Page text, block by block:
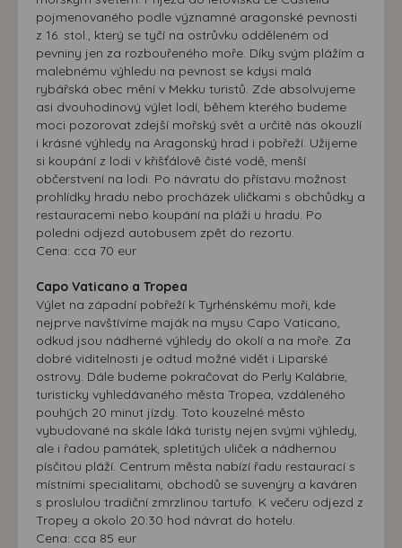
pojmenovaného podle významné aragonské pevnosti
z 16. stol., který se tyčí na ostrůvku odděleném od
pevniny jen za rozbouřeného moře. Díky svým plážím a
malebnému výhledu na pevnost se kdysi malá
rybářská obec mění v Mekku turistů. Zde absolvujeme
asi dvouhodinový výlet lodí, během kterého budeme
moci pozorovat zdejší mořský svět a určitě nás okouzlí
i krásné výhledy na Aragonský hrad i pobřeží. Užijeme
si koupání z lodi v křišťálově čisté vodě, menší
občerstvení na lodi. Po návratu do přístavu možnost
prohlídky hradu nebo procházek uličkami s obchůdky a
restauracemi nebo koupání na pláži u hradu. Po
poledni odjezd autobusem zpět do rezortu.
Cena: cca 70 eur
Capo Vaticano a Tropea
Výlet na západní pobřeží k Tyrhénskému moři, kde
nejprve navštívíme maják na mysu Capo Vaticano,
odkud jsou nádherné výhledy do okolí a na moře. Za
dobré viditelnosti je odtud možné vidět i Liparské
ostrovy. Dále budeme pokračovat do Perly Kalábrie,
turisticky vyhledávaného města Tropea, vzdáleného
pouhých 20 minut jízdy. Toto kouzelné město
vybudované na skále láká turisty nejen svými výhledy,
ale i řadou památek, spletitých uliček a nádhernou
písčitou pláží. Centrum města nabízí řadu restaurací s
místními specialitami, obchodů se suvenýry a kaváren
s proslulou tradiční zmrzlinou tartufo. K večeru odjezd z
Tropey a okolo 20:30 hod návrat do hotelu.
Cena: cca 85 eur